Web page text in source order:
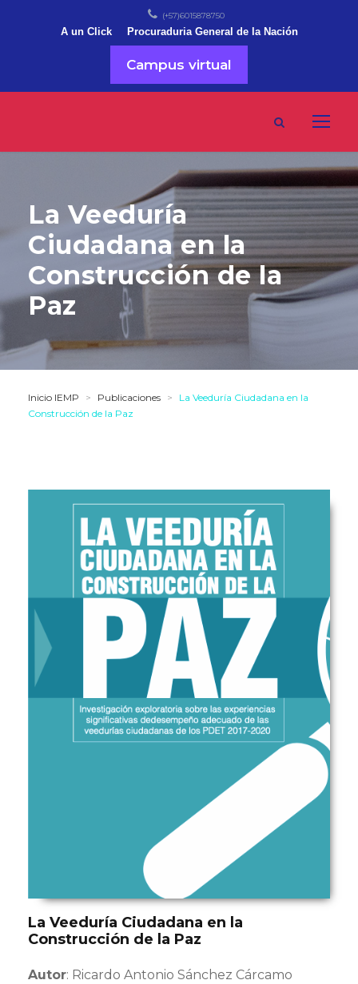
(+57)6015878750
A un Click Procuraduria General de la Nación
Campus virtual
La Veeduría
Ciudadana en la
Construcción de la
Paz
Inicio IEMP > Publicaciones >
La Veeduría Ciudadana en la
Construcción de la Paz
La Veeduría Ciudadana en la
Construcción de la Paz
Autor: Ricardo Antonio Sánchez Cárcamo